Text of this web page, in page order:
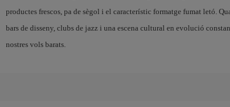
productes frescos, pa de sègol i el característic formatge fumat letó.
bars de disseny, clubs de jazz i una escena cultural en evolució
nostres vols barats.